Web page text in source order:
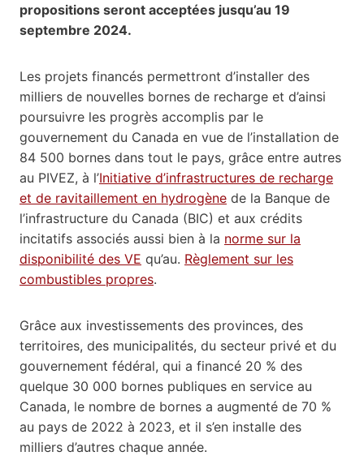
propositions seront acceptées jusqu’au 19
septembre 2024.
Les projets financés permettront d’installer des
milliers de nouvelles bornes de recharge et d’ainsi
poursuivre les progrès accomplis par le
gouvernement du Canada en vue de l’installation de
84 500 bornes dans tout le pays, grâce entre autres
au PIVEZ, à l’Initiative d’infrastructures de recharge
et de ravitaillement en hydrogène de la Banque de
l’infrastructure du Canada (BIC) et aux crédits
incitatifs associés aussi bien à la norme sur la
disponibilité des VE qu’au. Règlement sur les
combustibles propres.
Grâce aux investissements des provinces, des
territoires, des municipalités, du secteur privé et du
gouvernement fédéral, qui a financé 20 % des
quelque 30 000 bornes publiques en service au
Canada, le nombre de bornes a augmenté de 70 %
au pays de 2022 à 2023, et il s’en installe des
milliers d’autres chaque année.